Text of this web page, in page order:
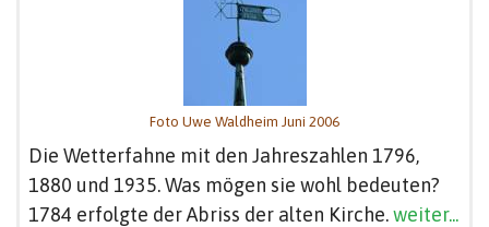
Foto Uwe Waldheim Juni 2006
Die Wetterfahne mit den Jahreszahlen 1796,
1880 und 1935. Was mögen sie wohl bedeuten?
1784 erfolgte der Abriss der alten Kirche.weiter...